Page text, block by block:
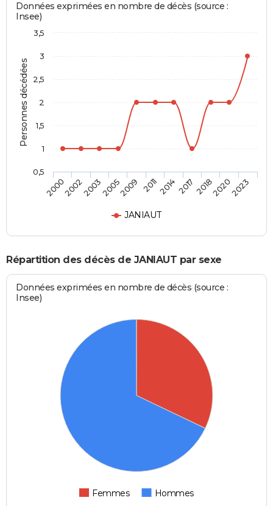
Personnes décédées
Données exprimées en nombre de décès (source :
Insee)
JANIAUT
20002002200320052009 201120142017201820202023
0,5
1
1,5
2
2,5
3
3,5
Répartition des décès de JANIAUT par sexe
Données exprimées en nombre de décès (source :
Insee)
Femmes Hommes